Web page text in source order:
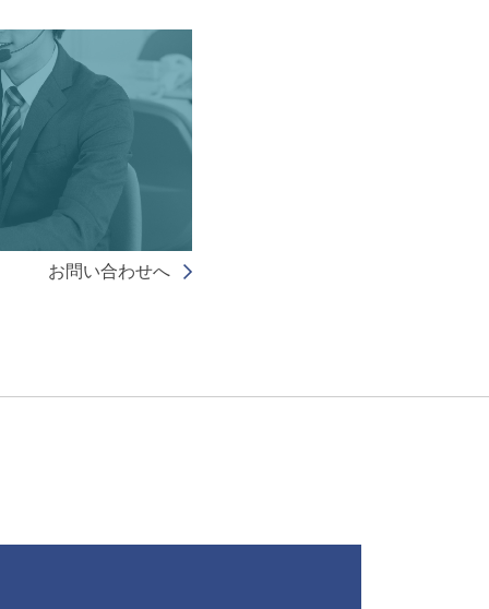
お問い合わせへ